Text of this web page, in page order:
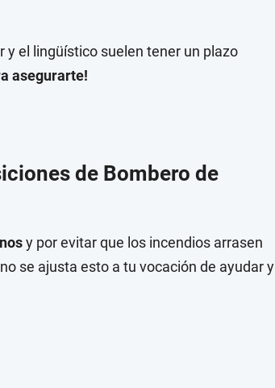
el lingüístico suelen tener un plazo
asegurarte!
de Bombero de
y por evitar que los incendios arrasen
se ajusta esto a tu vocación de ayudar y